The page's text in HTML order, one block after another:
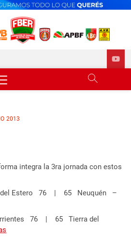
DE BÁSQUET
RÍOS
2013
integra la 3ra jornada con estos
del Estero 76 | 65 Neuquén –
76 | 65 Tierra del